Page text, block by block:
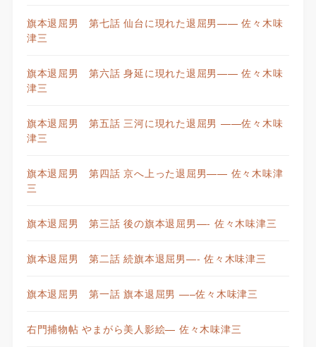
旗本退屈男 第七話 仙台に現れた退屈男—— 佐々木味
津三
旗本退屈男 第六話 身延に現れた退屈男—— 佐々木味
津三
旗本退屈男 第五話 三河に現れた退屈男 ——佐々木味
津三
旗本退屈男 第四話 京へ上った退屈男—— 佐々木味津
三
旗本退屈男 第三話 後の旗本退屈男—- 佐々木味津三
旗本退屈男 第二話 続旗本退屈男—- 佐々木味津三
旗本退屈男 第一話 旗本退屈男 —–佐々木味津三
右門捕物帖 やまがら美人影絵— 佐々木味津三